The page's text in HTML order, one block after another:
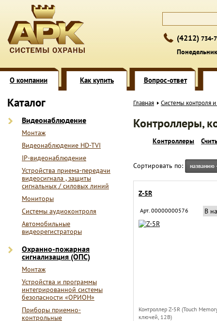
(4212) 734-
О компании Как купить Вопрос-ответ
Каталог
Видеонаблюдение
Монтаж
Видеонаблюдение HD-TVI
IP-видеонаблюдение
Устройства приема-передачи
видеосигнала , защиты
сигнальных / силовых линий
Мониторы
Системы аудиоконтроля
Автомобильные
видеорегистраторы
Охранно-пожарная
сигнализация (ОПС)
Монтаж
Устройства и программы
интегрированной системы
безопасности «ОРИОН»
Приборы приемно-
контрольные
Главная Системы контроля
Контроллеры,
Контроллеры
Сортировать по: названию
Z-5R
Арт. 00000000576 В
Контроллер Z-5R (Touch
ключей, 12В)